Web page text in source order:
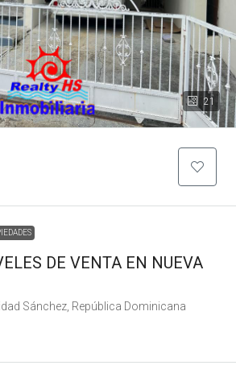
21
DE VENTA EN NUEVA
Sánchez, República Dominicana